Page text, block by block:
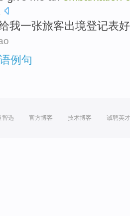
我一张旅客出境登记表
例句
智选 官方博客 技术博客 诚聘英才